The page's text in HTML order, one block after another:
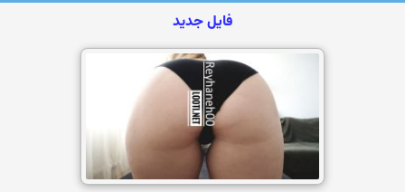
فایل جدید